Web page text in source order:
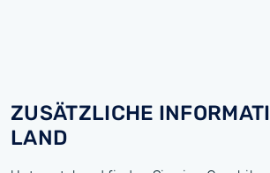
ZUSÄTZLICHE
LAND